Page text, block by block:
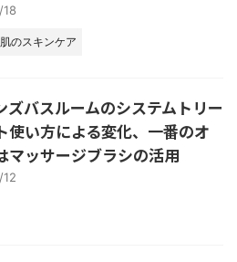
のスキンケア
ズバスルームのシステムトリー
使い方による変化、一番のオ
マッサージブラシの活用